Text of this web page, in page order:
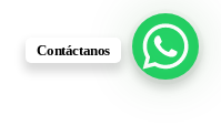
Contáctanos